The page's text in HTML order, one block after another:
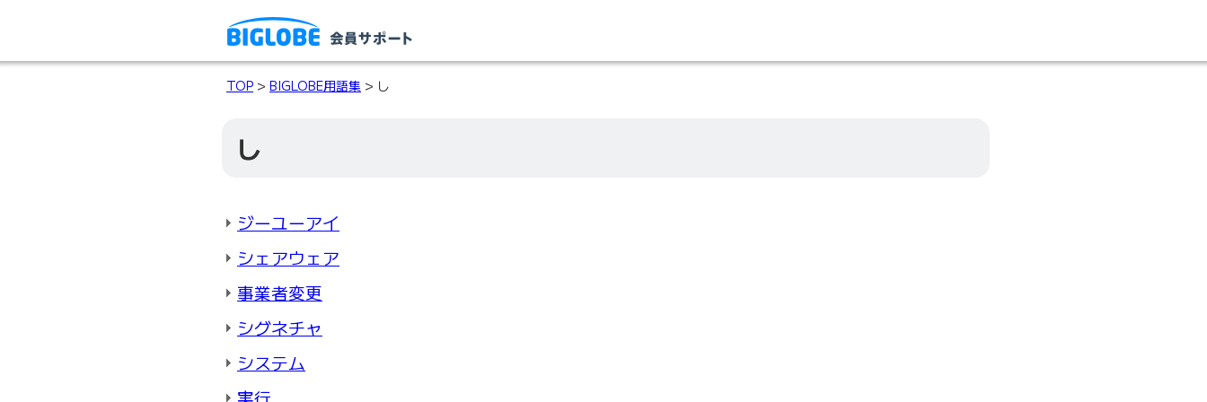
TOP > BIGLOBE用語集 > し
し
ジーユーアイ
シェアウェア
事業者変更
シグネチャ
システム
実行